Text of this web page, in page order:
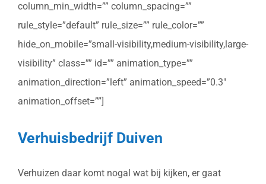
column_min_width=”” column_spacing=””
rule_style=”default” rule_size=”” rule_color=””
hide_on_mobile=”small-visibility,medium-visibility,large-
visibility” class=”” id=”” animation_type=””
animation_direction=”left” animation_speed=”0.3″
animation_offset=””]
Verhuisbedrijf Duiven
Verhuizen daar komt nogal wat bij kijken, er gaat